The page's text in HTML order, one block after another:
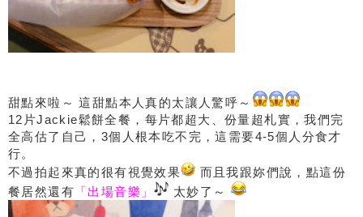
甜點來啦～ 這甜點本人真的太讓人驚呼～
12片Jackie鬆餅全餐，每片都超大、份量超札實，我們完
全高估了自己，3個人根本吃不完，這需要4-5個人分食才
行。
不過拍起來真的很有視覺效果
而且我跟妳們說，點這份
餐居然還有 「出場音樂」 太妙了～